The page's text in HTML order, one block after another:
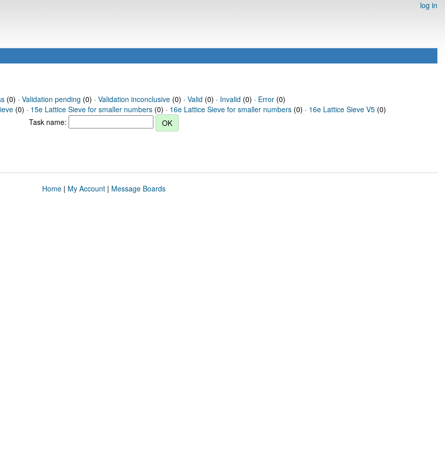
log in
(0) · Validation pending (0) · Validation inconclusive(0) · Valid (0) · Invalid (0) · Error(0)
(0) · 15e Lattice Sieve for smaller numbers (0) · 16e Lattice Sieve for smaller numbers (0) · 16e Lattice Sieve V5 (0)
Task name:
Home| My Account| Message Boards